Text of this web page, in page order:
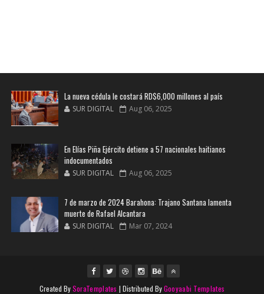
La nueva cédula le costará RD$6,000 millones al país
SUR DIGITAL Aug 06, 2025
En Elías Piña Ejército detiene a 57 nacionales haitianos
indocumentados
SUR DIGITAL Aug 06, 2025
7 de marzo de 2024 Barahona: Trajano Santana lamenta
muerte de Rafael Alcantara
SUR DIGITAL Mar 07, 2024
Created BySoraTemplates | Distributed ByGooyaabi Templates